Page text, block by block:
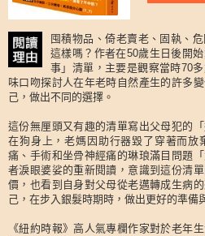
囤積物品、倚老賣老、固執、
這樣嗎？作者在50歲生日後開
事」清單，主要是觀察當時70
味口吻探討人在年老時自然產生的許多
己，做出不同的選擇。
這份無厘頭又有趣的清單寫出父母犯的
在狗身上，老媽因助行器毀了穿著而放
痛、手術和坐骨神經痛的琳琅滿目問題
者淚眼婆娑的重新閱讀，意識到這份清
價，也看到自身對父母從老邁轉成生病
己，在步入銀髮時期時，做出更好的準備
《紐約時報》高人氣專欄作家對於老年